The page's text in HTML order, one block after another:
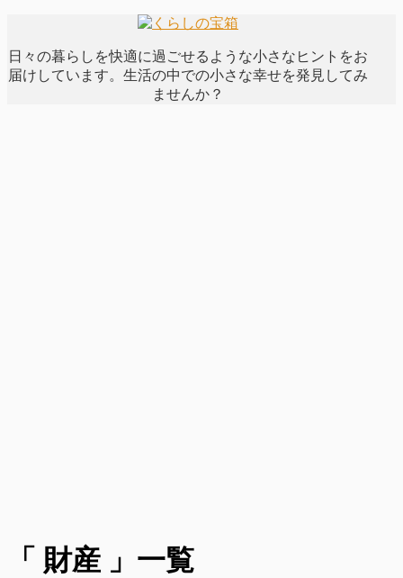
日々の暮らしを快適に過ごせるような小さなヒントをお
届けしています。生活の中での小さな幸せを発見してみ
ませんか？
「 財産 」一覧